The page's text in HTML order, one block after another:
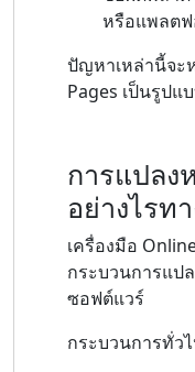
หรือแพลต
ปัญหาเหล่านี้จะ
Pages เป็นรูปแ
การแปลง
อย่างไรท
เครื่องมือ
กระบวนการแป
ซอฟต์แวร์
กระบวนการทั่ว